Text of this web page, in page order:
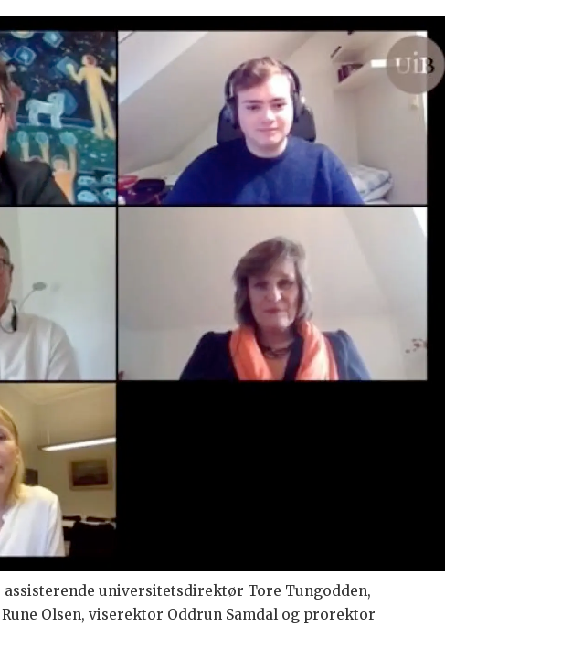
universitetsdirektør Tore Tungodden,
Olsen, viserektor Oddrun Samdal og prorektor